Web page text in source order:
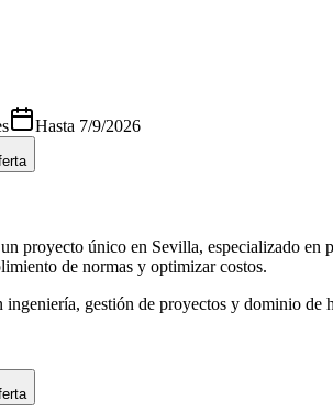
Hasta 7/9/2026
proyecto único en Sevilla, especializado
de normas y optimizar costos.
ingeniería, gestión de proyectos y dominio